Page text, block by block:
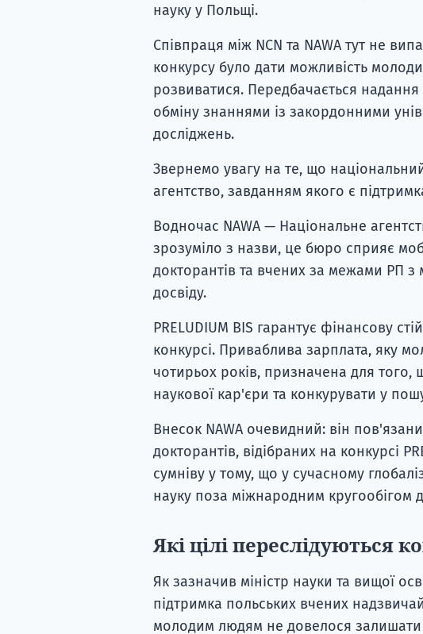
науку у Польщі.
Співпраця між NCN та NAWA тут не
конкурсу було дати можливість
розвиватися. Передбачається
обміну знаннями із закордонними
досліджень.
Звернемо увагу на те, що
агентство, завданням якого є
Водночас NAWA — Національне
зрозуміло з назви, це бюро сприяє
докторантів та вчених за межами РП
досвіду.
PRELUDIUM BIS гарантує фінансову
конкурсі. Приваблива зарплата, яку
чотирьох років, призначена для
наукової кар'єри та конкурувати у
Внесок NAWA очевидний: він
докторантів, відібраних на конкурсі
сумніву у тому, що у сучасному
науку поза міжнародним кругообігом
Які цілі переслідуються
Як зазначив міністр науки та вищої
підтримка польських вчених
молодим людям не довелося залишати